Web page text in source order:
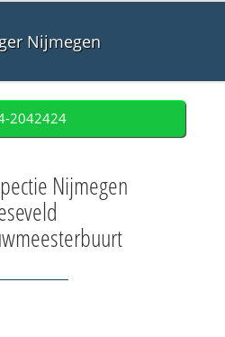
Nijmegen
2042424
Nijmegen